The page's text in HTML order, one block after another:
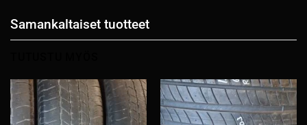
Samankaltaiset tuotteet